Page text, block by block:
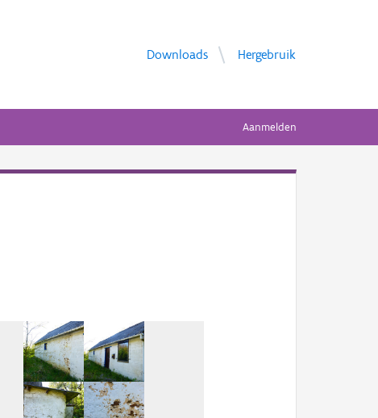
Downloads Hergebruik
Aanmelden